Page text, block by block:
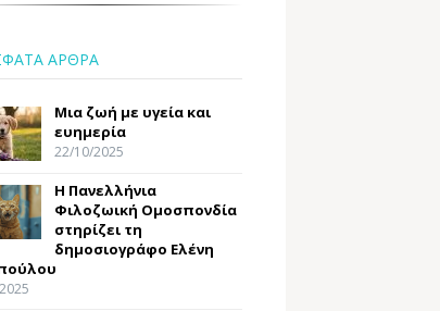
ΑΡΘΡΑ
Μια ζωή με υγεία και
ευημερία
22/10/2025
Η Πανελλήνια
Φιλοζωική Ομοσπονδία
στηρίζει τη
δημοσιογράφο Ελένη